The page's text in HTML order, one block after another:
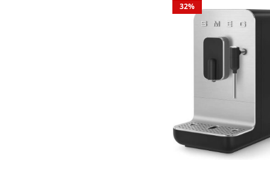
Professionele
Style Zwart
32%